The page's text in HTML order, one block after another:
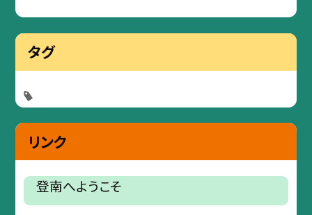
タグ
リンク
登南へようこそ